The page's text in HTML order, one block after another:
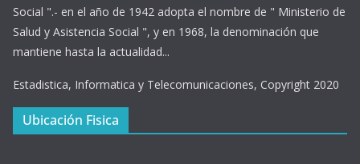
Social ".- en el año de 1942 adopta el nombre de " Ministerio de
Salud y Asistencia Social ", y en 1968, la denominación que
mantiene hasta la actualidad...
Estadistica, Informatica y Telecomunicaciones, Copyright 2020
Ubicación Fisica